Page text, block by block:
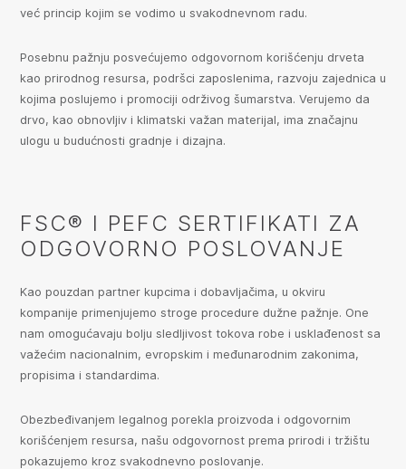
već princip kojim se vodimo u svakodnevnom radu.
Posebnu pažnju posvećujemo odgovornom korišćenju drveta
kao prirodnog resursa, podršci zaposlenima, razvoju zajednica u
kojima poslujemo i promociji održivog šumarstva. Verujemo da
drvo, kao obnovljiv i klimatski važan materijal, ima značajnu
ulogu u budućnosti gradnje i dizajna.
FSC® I PEFC SERTIFIKATI ZA
ODGOVORNO POSLOVANJE
Kao pouzdan partner kupcima i dobavljačima, u okviru
kompanije primenjujemo stroge procedure dužne pažnje. One
nam omogućavaju bolju sledljivost tokova robe i usklađenost sa
važećim nacionalnim, evropskim i međunarodnim zakonima,
propisima i standardima.
Obezbeđivanjem legalnog porekla proizvoda i odgovornim
korišćenjem resursa, našu odgovornost prema prirodi i tržištu
pokazujemo kroz svakodnevno poslovanje.